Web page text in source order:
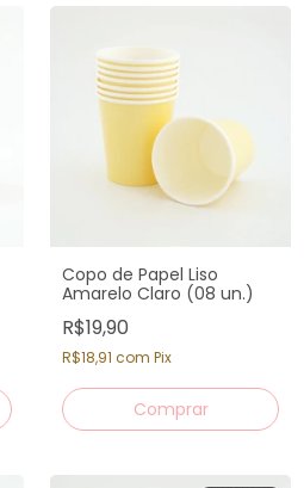
Copo de Papel Liso
Amarelo Claro (08 un.)
R$19,90
R$18,91 com Pix